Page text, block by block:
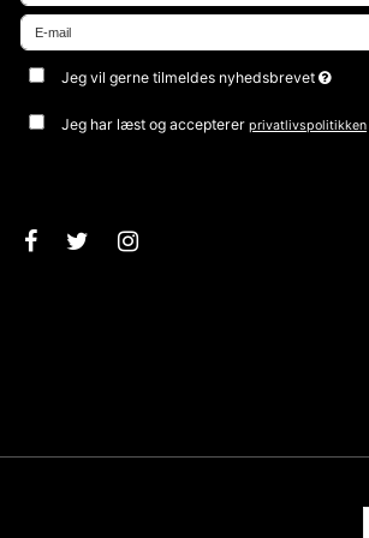
Jeg vil gerne tilmeldes nyhedsbrevet
Jeg har læst og acceptererprivatlivspolitikken